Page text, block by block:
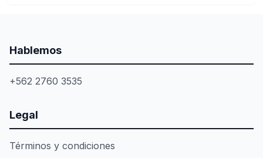
Hablemos
+562 2760 3535
Legal
Términos y condiciones